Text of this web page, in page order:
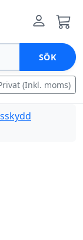
SÖK
(Inkl. moms)